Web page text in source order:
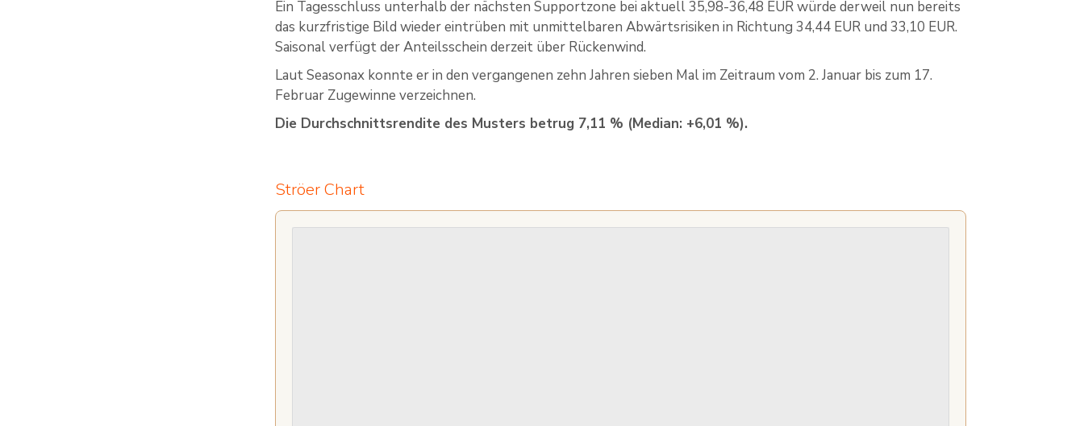
Ein Tagesschluss unterhalb der nächsten Supportzone bei aktuell 35,98-36,48 EUR würde derweil nun bereits
das kurzfristige Bild wieder eintrüben mit unmittelbaren Abwärtsrisiken in Richtung 34,44 EUR und 33,10 EUR.
Saisonal verfügt der Anteilsschein derzeit über Rückenwind.
Laut Seasonax konnte er in den vergangenen zehn Jahren sieben Mal im Zeitraum vom 2. Januar bis zum 17.
Februar Zugewinne verzeichnen.
Die Durchschnittsrendite des Musters betrug 7,11 % (Median: +6,01 %).
Ströer Chart